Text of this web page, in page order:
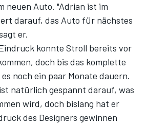
neuen Auto. "Adrian ist im
darauf, das Auto für nächstes
er.
konnte Stroll bereits vor
doch bis das komplette
noch ein paar Monate dauern.
natürlich gespannt darauf, was
wird, doch bislang hat er
des Designers gewinnen